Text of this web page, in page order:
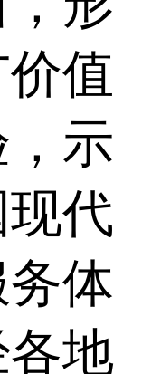
值
示
代
体
地